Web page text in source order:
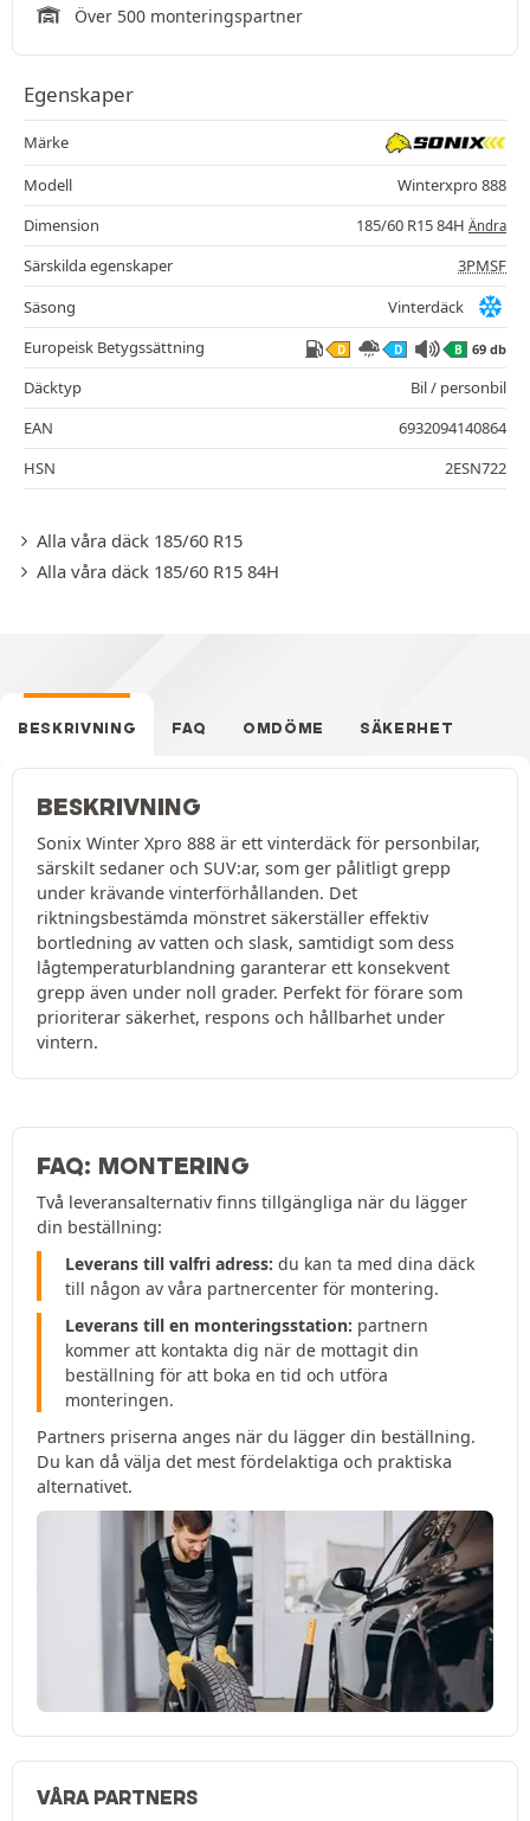
Över 500 monteringspartner
Egenskaper
Märke
Modell
Winterxpro 888
Dimension
185/60 R15 84H Ändra
Särskilda egenskaper
3PMSF
Säsong
Vinterdäck
Europeisk Betygssättning
D D B 69 db
Däcktyp
Bil / personbil
EAN
6932094140864
HSN
2ESN722
Alla våra däck 185/60 R15
Alla våra däck 185/60 R15 84H
BESKRIVNING FAQ OMDÖME SÄKERHET
BESKRIVNING
Sonix Winter Xpro 888 är ett vinterdäck för personbilar,
särskilt sedaner och SUV:ar, som ger pålitligt grepp
under krävande vinterförhållanden. Det
riktningsbestämda mönstret säkerställer effektiv
bortledning av vatten och slask, samtidigt som dess
lågtemperaturblandning garanterar ett konsekvent
grepp även under noll grader. Perfekt för förare som
prioriterar säkerhet, respons och hållbarhet under
vintern.
FAQ: MONTERING
Två leveransalternativ finns tillgängliga när du lägger
din beställning:
Leverans till valfri adress: du kan ta med dina däck
till någon av våra partnercenter för montering.
Leverans till en monteringsstation: partnern
kommer att kontakta dig när de mottagit din
beställning för att boka en tid och utföra
monteringen.
Partners priserna anges när du lägger din beställning.
Du kan då välja det mest fördelaktiga och praktiska
alternativet.
VÅRA PARTNERS